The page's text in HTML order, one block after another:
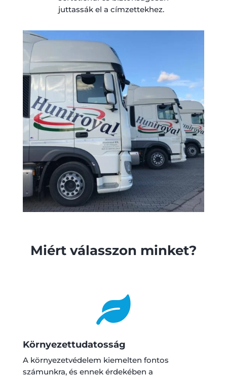
juttassák el a címzettekhez.
Miért válasszon minket?

Környezettudatosság
A környezetvédelem kiemelten fontos
számunkra, és ennek érdekében a